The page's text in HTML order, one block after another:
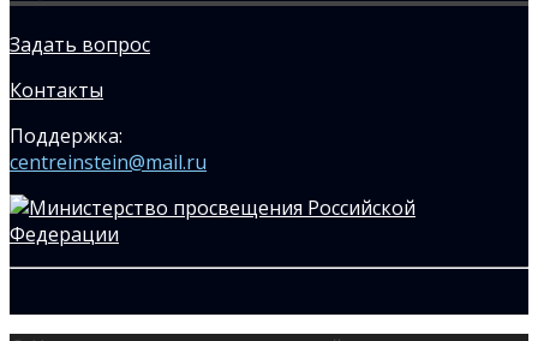
Задать вопрос
Контакты
Поддержка:
centreinstein@mail.ru